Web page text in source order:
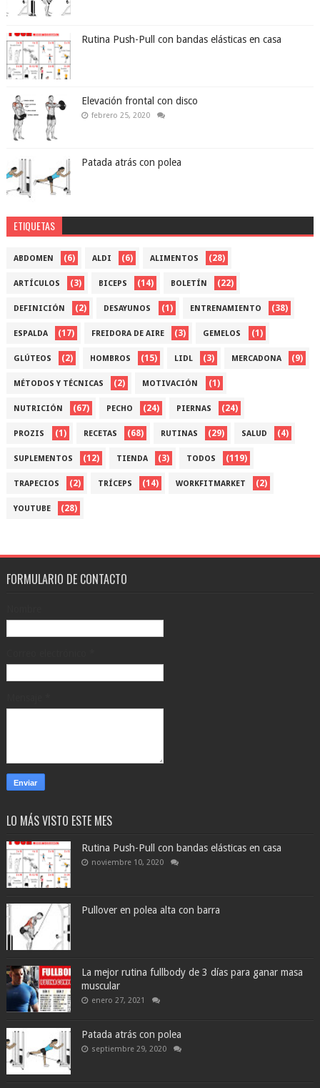
Rutina Push-Pull con bandas elásticas en casa
Elevación frontal con disco
febrero 25, 2020
Patada atrás con polea
ETIQUETAS
ABDOMEN (6) ALDI (6) ALIMENTOS (28)
ARTÍCULOS (3) BICEPS (14) BOLETÍN (22)
DEFINICIÓN (2) DESAYUNOS (1) ENTRENAMIENTO (38)
ESPALDA (17) FREIDORA DE AIRE (3) GEMELOS (1)
GLÚTEOS (2) HOMBROS (15) LIDL (3) MERCADONA (9)
MÉTODOS Y TÉCNICAS (2) MOTIVACIÓN (1)
NUTRICIÓN (67) PECHO (24) PIERNAS (24)
PROZIS (1) RECETAS (68) RUTINAS (29) SALUD (4)
SUPLEMENTOS (12) TIENDA (3) TODOS (119)
TRAPECIOS (2) TRÍCEPS (14) WORKFITMARKET (2)
YOUTUBE (28)
FORMULARIO DE CONTACTO
LO MÁS VISTO ESTE MES
Rutina Push-Pull con bandas elásticas en casa
noviembre 10, 2020
Pullover en polea alta con barra
La mejor rutina fullbody de 3 días para ganar masa
muscular
enero 27, 2021
Patada atrás con polea
septiembre 29, 2020